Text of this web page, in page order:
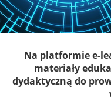
Na platformie e-
materiały
dydaktyczną do